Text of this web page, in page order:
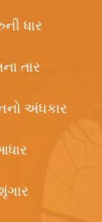
ધાર
તાર
અંધકાર